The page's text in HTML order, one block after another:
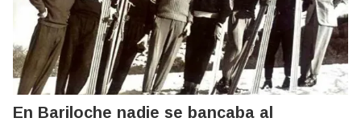
En Bariloche nadie se bancaba al